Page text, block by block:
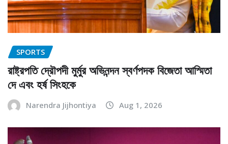
SPORTS
রাষ্ট্রপতি দ্রৌপদী মুর্মুর অভিনন্দন স্বর্ণপদক বিজেতা আস্মিতা
দে এবং হর্ষ সিংহকে
Narendra Jijhontiya Aug 1, 2026